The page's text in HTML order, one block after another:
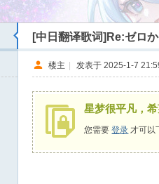
[中日翻译歌词]Re:ゼロ
楼主 | 发表于 2025-1-7
星梦很平凡，
您需要登录 才可以